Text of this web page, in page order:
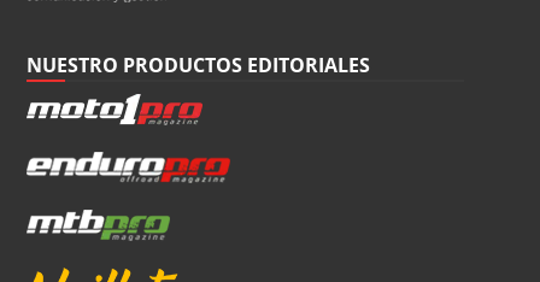
NUESTRO PRODUCTOS EDITORIALES